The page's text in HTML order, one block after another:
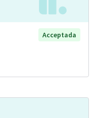
Acceptada